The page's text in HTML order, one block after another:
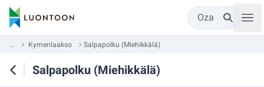
Oza
... Kymenlaakso Salpapolku (Miehikkälä)
Salpapolku (Miehikkälä)